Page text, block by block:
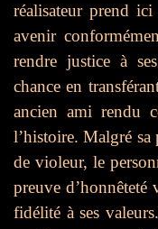
réalisateur prend
avenir
rendre justice à
chance en
ancien ami rendu
l’histoire. Malgré sa
de violeur, le
preuve d’honnêteté
fidélité à ses